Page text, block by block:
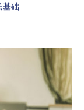
基础